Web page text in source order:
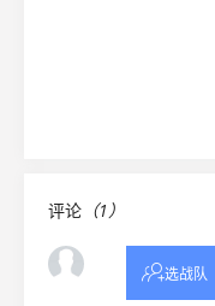
评论 （1）
选战队